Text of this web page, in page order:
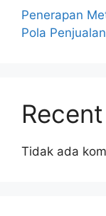
Penerapan
Pola
Tidak ada